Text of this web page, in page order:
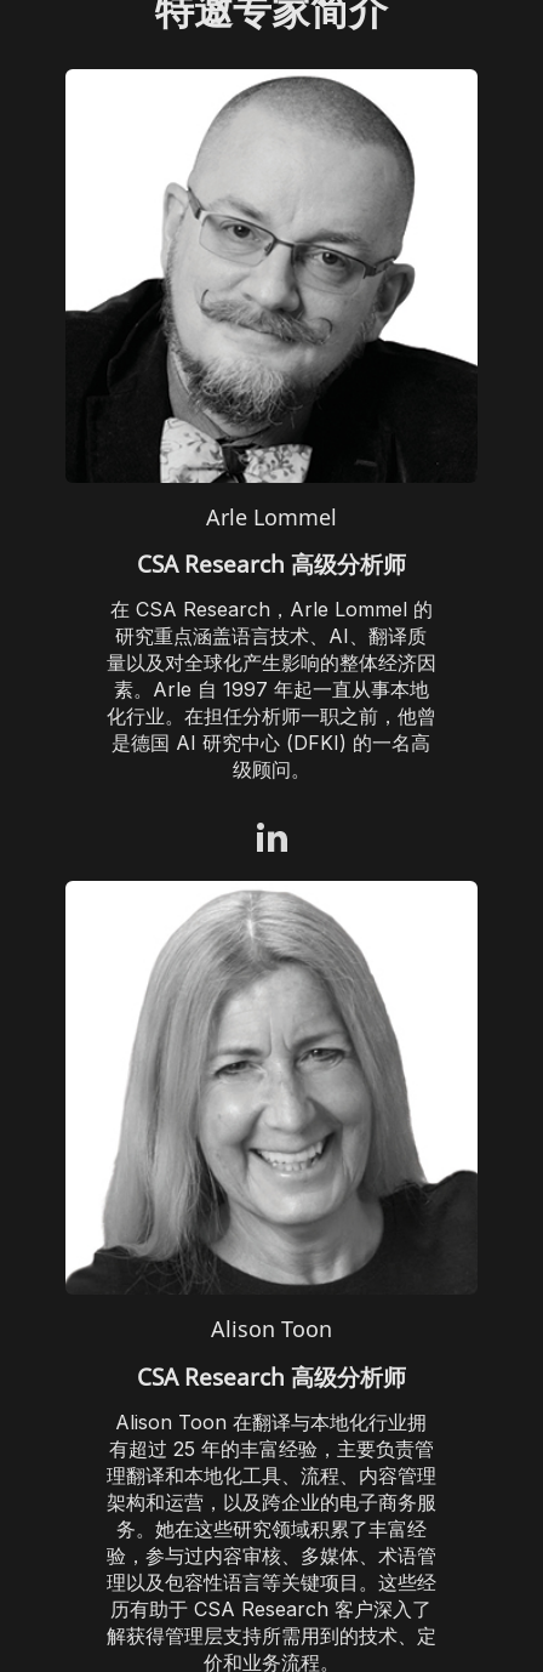
Arle Lommel
CSA Research 高级分析师
在 CSA Research，Arle Lommel 的
研究重点涵盖语言技术、AI、翻译质
量以及对全球化产生影响的整体经济因
素。Arle 自 1997 年起一直从事本地
化行业。在担任分析师一职之前，他曾
是德国 AI 研究中心 (DFKI) 的一名高
级顾问。
Alison Toon
CSA Research 高级分析师
Alison Toon 在翻译与本地化行业拥
有超过 25 年的丰富经验，主要负责管
理翻译和本地化工具、流程、内容管理
架构和运营，以及跨企业的电子商务服
务。她在这些研究领域积累了丰富经
验，参与过内容审核、多媒体、术语管
理以及包容性语言等关键项目。这些经
历有助于 CSA Research 客户深入了
解获得管理层支持所需用到的技术、定
价和业务流程。